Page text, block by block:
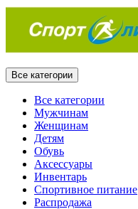
Все категории
Все категории
Мужчинам
Женщинам
Детям
Обувь
Аксессуары
Инвентарь
Спортивное питание
Распродажа